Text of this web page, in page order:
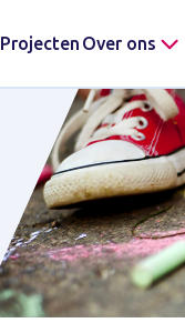
Projecten Over ons